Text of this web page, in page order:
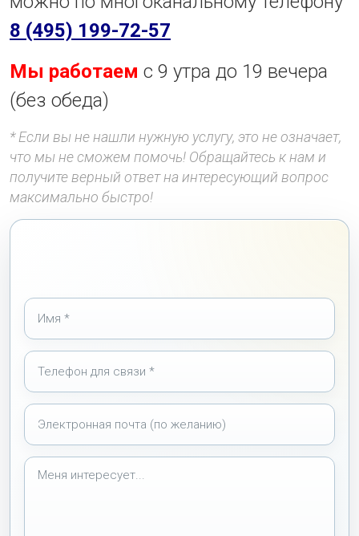
8 (495) 199-72-57
Мы работаем с 9 утра до 19 вечера
(без обеда)
* Если вы не нашли нужную услугу, это не означает,
что мы не сможем помочь! Обращайтесь к нам и
получите верный ответ на интересующий вопрос
максимально быстро!